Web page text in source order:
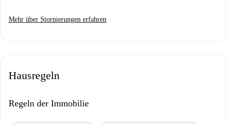
Mehr über Stornierungen erfahren
Hausregeln
Regeln der Immobilie